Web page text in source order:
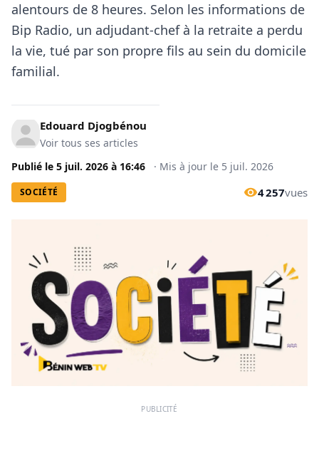
alentours de 8 heures. Selon les informations de
Bip Radio, un adjudant-chef à la retraite a perdu
la vie, tué par son propre fils au sein du domicile
familial.
Edouard Djogbénou
Voir tous ses articles
Publié le 5 juil. 2026 à 16:46 · Mis à jour le 5 juil. 2026
SOCIÉTÉ 4 257vues
PUBLICITÉ